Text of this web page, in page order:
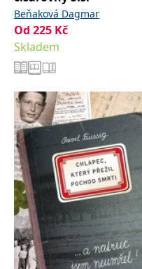
Beňaková Dagmar
Od 225 Kč
Skladem